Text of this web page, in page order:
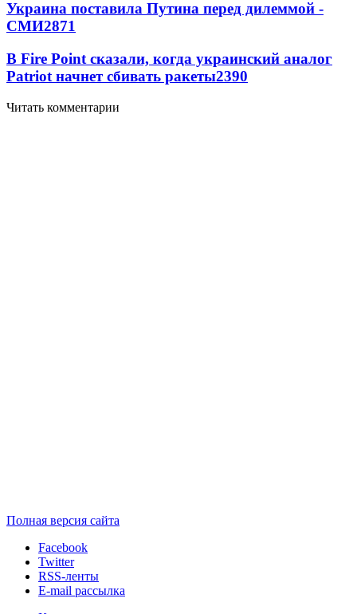
Украина поставила Путина перед дилеммой -
СМИ2871
В Fire Point сказали, когда украинский аналог
Patriot начнет сбивать ракеты2390
Читать комментарии
Полная версия сайта
Facebook
Twitter
RSS-ленты
E-mail рассылка